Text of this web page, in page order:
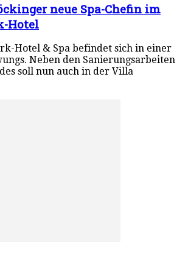
neue Spa-Chefin im
Hotel
Hotel & Spa befindet sich in einer
Neben den Sanierungsarbeiten
soll nun auch in der Villa